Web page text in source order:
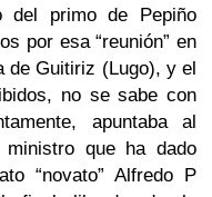
del primo de Pepiño
por esa “reunión” en
de Guitiriz (Lugo), y el
no se sabe con
apuntaba al
que ha dado
“novato” Alfredo P